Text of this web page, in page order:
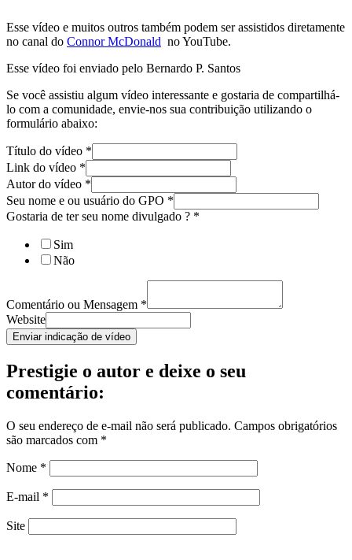
Esse vídeo e muitos outros também podem ser assistidos diretamente
no canal do Connor McDonald no YouTube.
Esse vídeo foi enviado pelo Bernardo P. Santos
Se você assistiu algum vídeo interessante e gostaria de compartilhá-
lo com a comunidade, envie-nos sua contribuição utilizando o
formulário abaixo:
Título do vídeo *
Link do vídeo *
Autor do vídeo *
Seu nome e ou usuário do GPO *
Gostaria de ter seu nome divulgado ? *
Sim
Não
Comentário ou Mensagem *
Website
Enviar indicação de vídeo
Prestigie o autor e deixe o seu
comentário:
O seu endereço de e-mail não será publicado. Campos obrigatórios
são marcados com *
Nome *
E-mail *
Site